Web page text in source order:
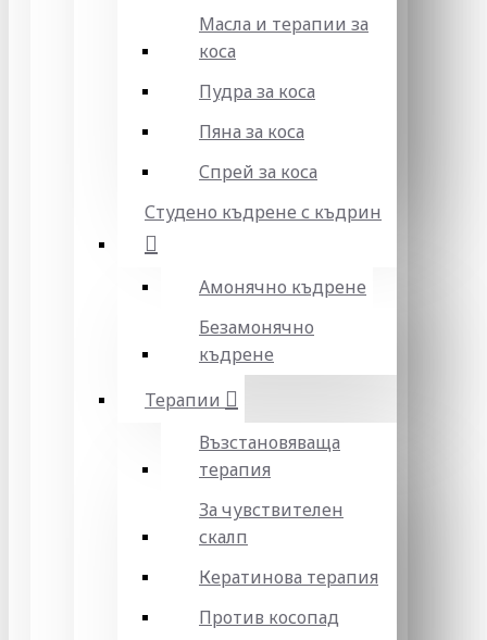
Масла и терапии за
коса
Пудра за коса
Пяна за коса
Спрей за коса
Студено къдрене с къдрин
Амонячно къдрене
Безамонячно
къдрене
Терапии
Възстановяваща
терапия
За чувствителен
скалп
Кератинова терапия
Против косопад